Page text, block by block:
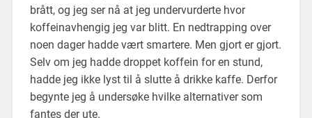
brått, og jeg ser nå at jeg undervurderte hvor
koffeinavhengig jeg var blitt. En nedtrapping over
noen dager hadde vært smartere. Men gjort er gjort.
Selv om jeg hadde droppet koffein for en stund,
hadde jeg ikke lyst til å slutte å drikke kaffe. Derfor
begynte jeg å undersøke hvilke alternativer som
fantes der ute.